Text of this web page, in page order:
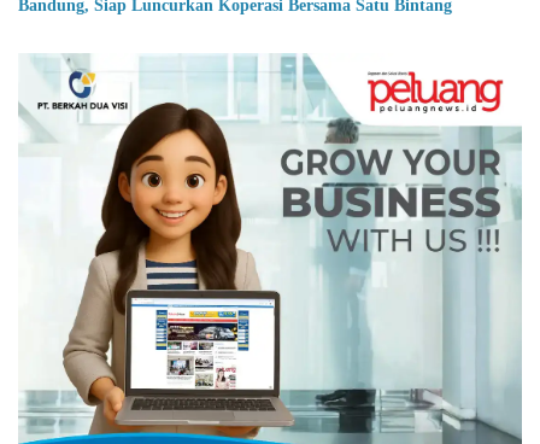
Bandung, Siap Luncurkan Koperasi Bersama Satu Bintang